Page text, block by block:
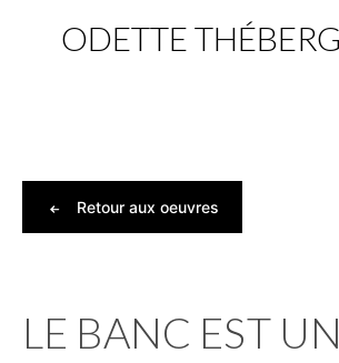
ODETTE
content
Retour aux oeuvres
LE BANC EST